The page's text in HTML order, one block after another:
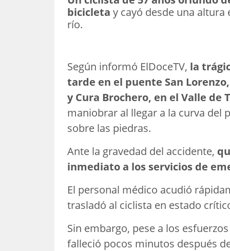
bicicleta y cayó desde una
río.
Según informó ElDoceTV, la
tarde en el puente San
y Cura Brochero, en el Valle de
maniobrar al llegar a la curva
sobre las piedras.
Ante la gravedad del accidente,
inmediato a los servicios de
El personal médico acudió
trasladó al ciclista en estado
Sin embargo, pese a los
falleció pocos minutos después